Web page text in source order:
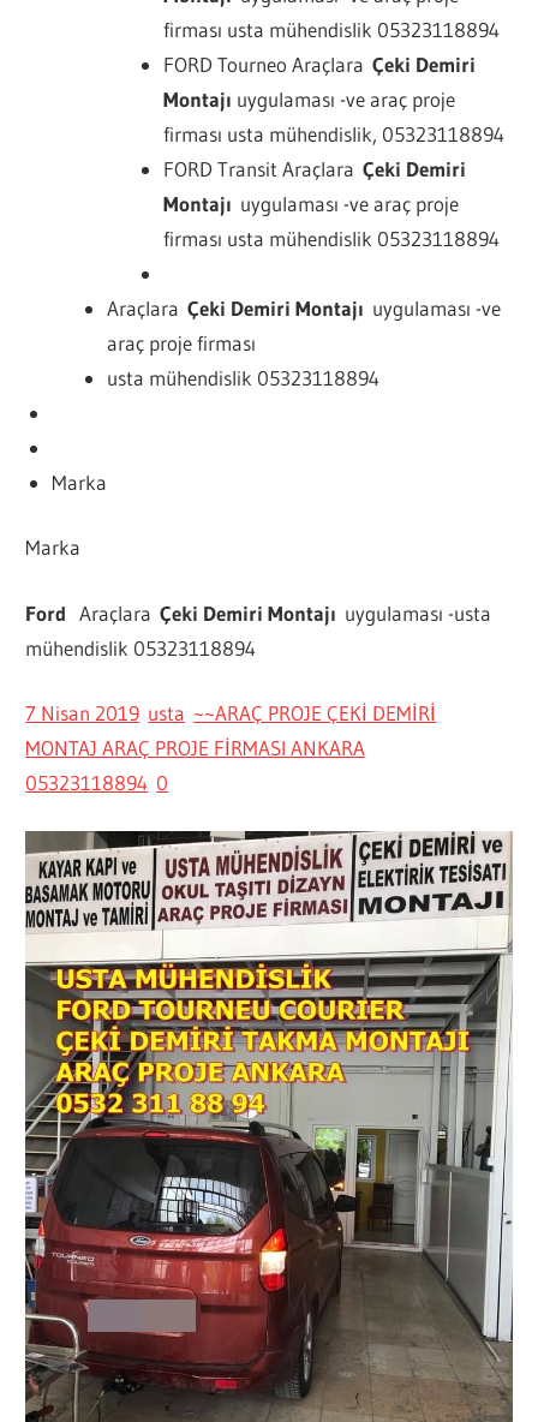
firması usta mühendislik 05323118894
FORD Tourneo Araçlara Çeki Demiri
Montajı uygulaması -ve araç proje
firması usta mühendislik, 05323118894
FORD Transit Araçlara Çeki Demiri
Montajı uygulaması -ve araç proje
firması usta mühendislik 05323118894
AraçlaraÇeki Demiri Montajı uygulaması -ve
araç proje firması
usta mühendislik 05323118894
Marka
Marka
Ford AraçlaraÇeki Demiri Montajı uygulaması -usta
mühendislik 05323118894
7 Nisan 2019 usta ~~ARAÇ PROJE ÇEKİ DEMİRİ
MONTAJ ARAÇ PROJE FİRMASI ANKARA
05323118894 0